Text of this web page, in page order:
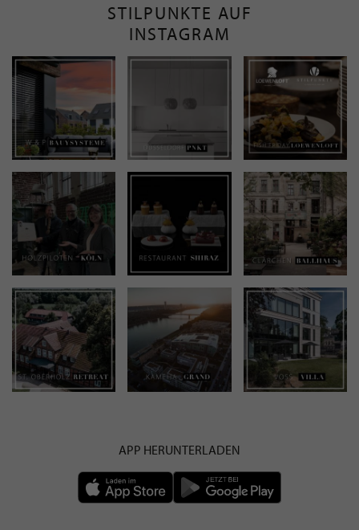
STILPUNKTE AUF
INSTAGRAM
APP HERUNTERLADEN